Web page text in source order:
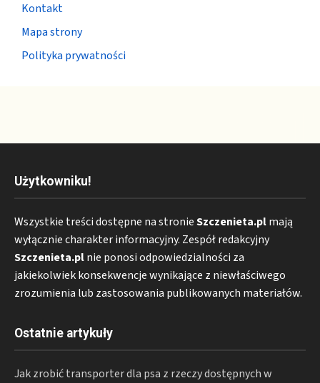
Kontakt
Mapa strony
Polityka prywatności
Użytkowniku!
Wszystkie treści dostępne na stronieSzczenieta.plmają
wyłącznie charakter informacyjny. Zespół redakcyjny
Szczenieta.plnie ponosi odpowiedzialności za
jakiekolwiek konsekwencje wynikające z niewłaściwego
zrozumienia lub zastosowania publikowanych materiałów.
Ostatnie artykuły
Jak zrobić transporter dla psa z rzeczy dostępnych w